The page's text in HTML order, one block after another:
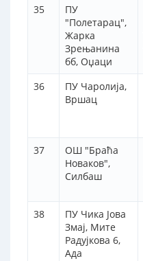
35
ПУ
"Полетарац",
Жарка
Зрењанина
бб, Оџаци
36
ПУ Чаролија,
Вршац
37
ОШ "Браћа
Новаков",
Силбаш
38
ПУ Чика Јова
Змај, Мите
Радујкова 6,
Aда